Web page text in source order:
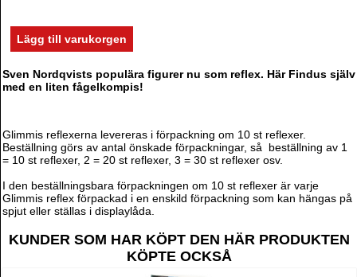
Sven Nordqvists populära figurer nu som reflex. Här Findus själv
med en liten fågelkompis!
Glimmis reflexerna levereras i förpackning om 10 st reflexer.
Beställning görs av antal önskade förpackningar, så beställning av 1
= 10 st reflexer, 2 = 20 st reflexer, 3 = 30 st reflexer osv.
I den beställningsbara förpackningen om 10 st reflexer är varje
Glimmis reflex förpackad i en enskild förpackning som kan hängas på
spjut eller ställas i displaylåda.
KUNDER SOM HAR KÖPT DEN HÄR PRODUKTEN
KÖPTE OCKSÅ